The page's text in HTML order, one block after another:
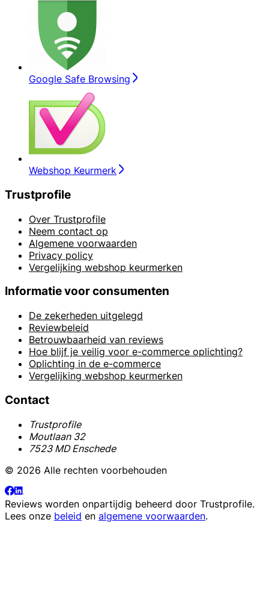
Google Safe Browsing
Webshop Keurmerk
Trustprofile
Over Trustprofile
Neem contact op
Algemene voorwaarden
Privacy policy
Vergelijking webshop keurmerken
Informatie voor consumenten
De zekerheden uitgelegd
Reviewbeleid
Betrouwbaarheid van reviews
Hoe blijf je veilig voor e-commerce oplichting?
Oplichting in de e-commerce
Vergelijking webshop keurmerken
Contact
Trustprofile
Moutlaan 32
7523 MD Enschede
© 2026 Alle rechten voorbehouden
Reviews worden onpartijdig beheerd door Trustprofile.
Lees onze beleid en algemene voorwaarden.